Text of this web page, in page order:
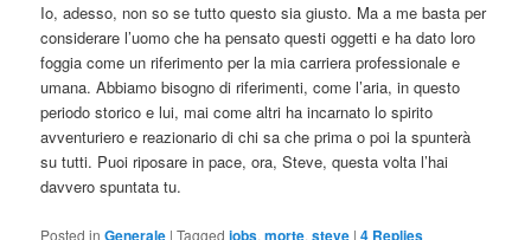
Io, adesso, non so se tutto questo sia giusto. Ma a me basta per
considerare l’uomo che ha pensato questi oggetti e ha dato loro
foggia come un riferimento per la mia carriera professionale e
umana. Abbiamo bisogno di riferimenti, come l’aria, in questo
periodo storico e lui, mai come altri ha incarnato lo spirito
avventuriero e reazionario di chi sa che prima o poi la spunterà
su tutti. Puoi riposare in pace, ora, Steve, questa volta l’hai
davvero spuntata tu.
Posted in Generale |Tagged jobs,morte,steve |4 Replies